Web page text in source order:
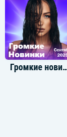
Громкие